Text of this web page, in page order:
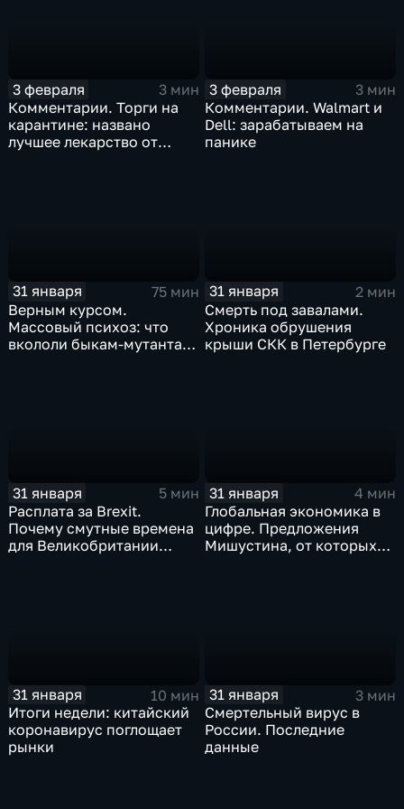
3 февраля
3 мин
Комментарии. Торги на
карантине: названо
лучшее лекарство от
3 февраля
3 мин
Комментарии. Walmart и
Dell: зарабатываем на
панике
31 января
75 мин
Верным курсом.
Массовый психоз: что
вкололи быкам-мутантам,
31 января
2 мин
Смерть под завалами.
Хроника обрушения
крыши СКК в Петербурге
31 января
5 мин
Расплата за Brexit.
Почему смутные времена
для Великобритании
31 января
4 мин
Глобальная экономика в
цифре. Предложения
Мишустина, от которых
31 января
10 мин
Итоги недели: китайский
коронавирус поглощает
рынки
31 января
3 мин
Смертельный вирус в
России. Последние
данные